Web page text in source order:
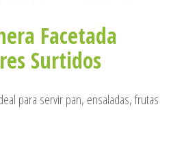
Facetada
Surtidos
para servir pan, ensaladas, frutas